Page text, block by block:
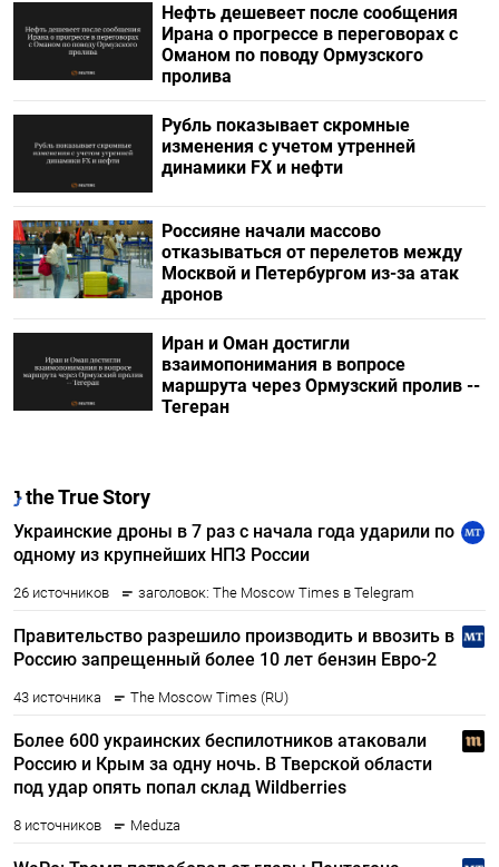
Нефть дешевеет после сообщения
Ирана о прогрессе в переговорах с
Оманом по поводу Ормузского
пролива
Рубль показывает скромные
изменения с учетом утренней
динамики FX и нефти
Россияне начали массово
отказываться от перелетов между
Москвой и Петербургом из-за атак
дронов
Иран и Оман достигли
взаимопонимания в вопросе
маршрута через Ормузский пролив --
Тегеран